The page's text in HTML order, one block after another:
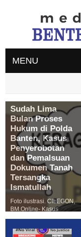
MENU
Sudah Lima
Bulan Proses
Hukum di Polda
Banten, Kasus
Penyerobotan
dan Pemalsuan
Dokumen Tanah
Tersangka
Ismatullah
Foto ilustrasi. CILEGON,
BM.Online- Kasus
terhadap lahan milik PT